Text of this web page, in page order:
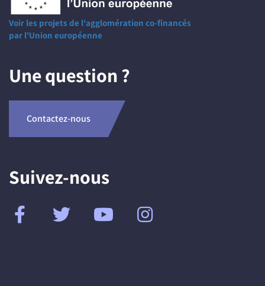
Voir les projets de l'agglomération co-financés
par l'Union européenne
Une question ?
Contactez-nous
Suivez-nous